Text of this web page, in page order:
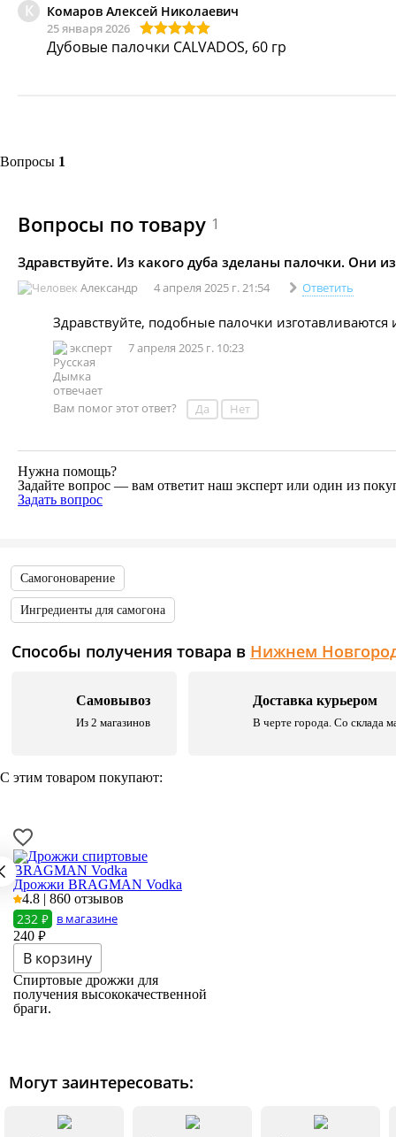
К Комаров Алексей Николаевич
25 января 2026
Дубовые палочки CALVADOS, 60 гр
Вопросы 1
Вопросы по товару 1
Здравствуйте. Из какого дуба зделаны палочки. Они
Александр 4 апреля 2025 г. 21:54 Ответить
Здравствуйте, подобные палочки
эксперт 7 апреля 2025 г. 10:23
Вам помог этот ответ? Да Нет
Нужна помощь?
Задайте вопрос — вам ответит наш эксперт или один из
Задать вопрос
Самогоноварение
Ингредиенты для самогона
Способы получения товара в Нижнем
Самовывоз
Из 2 магазинов
Доставка курьером
В черте города. Со склада
С этим товаром покупают:
Дрожжи BRAGMAN Vodka
4.8 | 860 отзывов
232 ₽ в магазине
240 ₽
Спиртовые дрожжи для
получения высококачественной
браги.
Могут заинтересовать: